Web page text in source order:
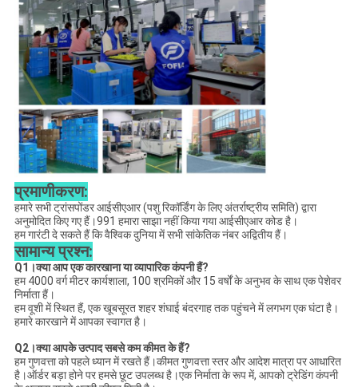
प्रमाणीकरण:
हमारे सभी ट्रांसपोंडर आईसीएआर (पशु रिकॉर्डिंग के लिए अंतर्राष्ट्रीय समिति) द्वारा
अनुमोदित किए गए हैं।991 हमारा साझा नहीं किया गया आईसीएआर कोड है।
हम गारंटी दे सकते हैं कि वैश्विक दुनिया में सभी सांकेतिक नंबर अद्वितीय हैं।
सामान्य प्रश्न:
Q1।क्या आप एक कारखाना या व्यापारिक कंपनी हैं?
हम 4000 वर्ग मीटर कार्यशाला, 100 श्रमिकों और 15 वर्षों के अनुभव के साथ एक पेशेवर
निर्माता हैं।
हम वूशी में स्थित हैं, एक खूबसूरत शहर शंघाई बंदरगाह तक पहुंचने में लगभग एक घंटा है।
हमारे कारखाने में आपका स्वागत है।
Q2।क्या आपके उत्पाद सबसे कम कीमत के हैं?
हम गुणवत्ता को पहले ध्यान में रखते हैं।कीमत गुणवत्ता स्तर और आदेश मात्रा पर आधारित
है।ऑर्डर बड़ा होने पर हमसे छूट उपलब्ध है।एक निर्माता के रूप में, आपको ट्रेडिंग कंपनी